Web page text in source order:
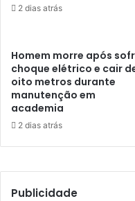
2 dias atrás
Homem morre após
choque elétrico e cair
oito metros durante
manutenção em
academia
2 dias atrás
Publicidade